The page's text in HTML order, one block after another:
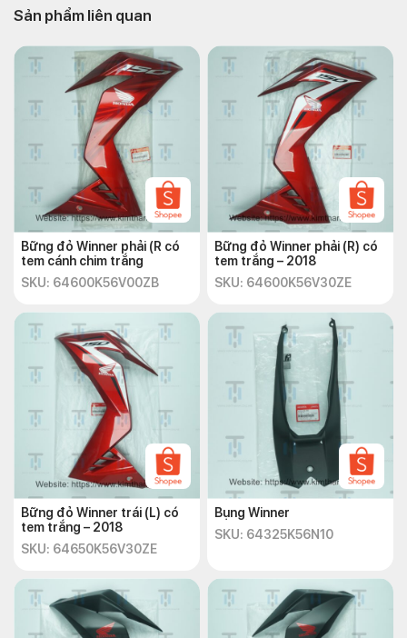
Sản phẩm liên quan
Bững đỏ Winner phải (R có
tem cánh chim trắng
SKU: 64600K56V00ZB
Bững đỏ Winner phải (R) có
tem trắng – 2018
SKU: 64600K56V30ZE
Bững đỏ Winner trái (L) có
tem trắng – 2018
SKU: 64650K56V30ZE
Bụng Winner
SKU: 64325K56N10